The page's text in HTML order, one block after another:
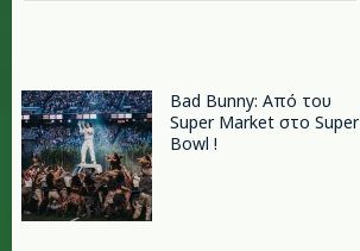
Bad Bunny: Από του
Super Market στο Super
Bowl !